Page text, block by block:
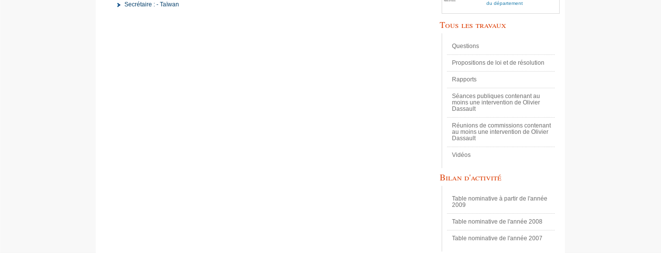
Secrétaire : - Taïwan
du département
Tous les travaux
Questions
Propositions de loi et de résolution
Rapports
Séances publiques contenant au
moins une intervention de Olivier
Dassault
Réunions de commissions contenant
au moins une intervention de Olivier
Dassault
Vidéos
Bilan d'activité
Table nominative à partir de l'année
2009
Table nominative de l'année 2008
Table nominative de l'année 2007